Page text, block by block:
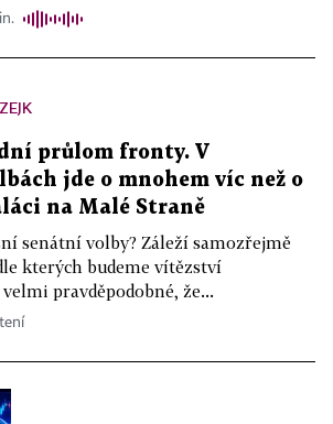
průlom fronty. V
jde o mnohem víc než o
na Malé Straně
senátní volby? Záleží samozřejmě
kterých budeme vítězství
pravděpodobné, že...